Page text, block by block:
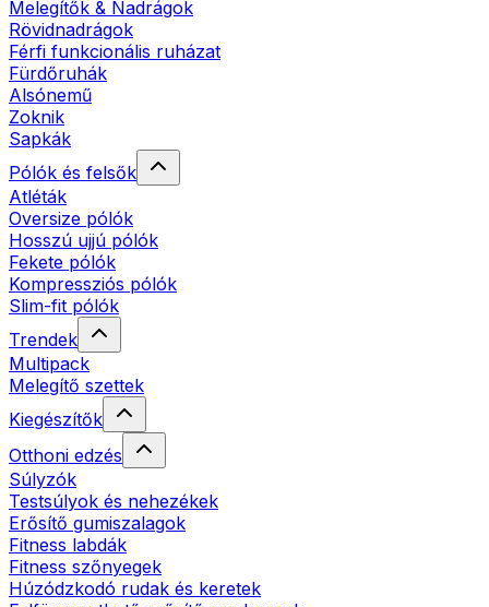
Melegítők & Nadrágok
Rövidnadrágok
Férfi funkcionális ruházat
Fürdőruhák
Alsónemű
Zoknik
Sapkák
Pólók és felsők
Atléták
Oversize pólók
Hosszú ujjú pólók
Fekete pólók
Kompressziós pólók
Slim-fit pólók
Trendek
Multipack
Melegítő szettek
Kiegészítők
Otthoni edzés
Súlyzók
Testsúlyok és nehezékek
Erősítő gumiszalagok
Fitness labdák
Fitness szőnyegek
Húzódzkodó rudak és keretek